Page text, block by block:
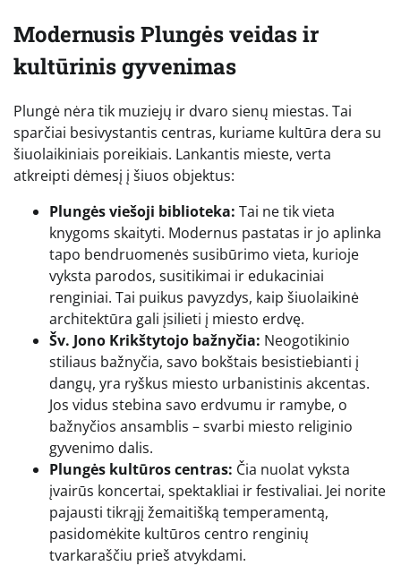
Modernusis Plungės veidas ir
kultūrinis gyvenimas
Plungė nėra tik muziejų ir dvaro sienų miestas. Tai
sparčiai besivystantis centras, kuriame kultūra dera su
šiuolaikiniais poreikiais. Lankantis mieste, verta
atkreipti dėmesį į šiuos objektus:
Plungės viešoji biblioteka: Tai ne tik vieta
knygoms skaityti. Modernus pastatas ir jo aplinka
tapo bendruomenės susibūrimo vieta, kurioje
vyksta parodos, susitikimai ir edukaciniai
renginiai. Tai puikus pavyzdys, kaip šiuolaikinė
architektūra gali įsilieti į miesto erdvę.
Šv. Jono Krikštytojo bažnyčia: Neogotikinio
stiliaus bažnyčia, savo bokštais besistiebianti į
dangų, yra ryškus miesto urbanistinis akcentas.
Jos vidus stebina savo erdvumu ir ramybe, o
bažnyčios ansamblis – svarbi miesto religinio
gyvenimo dalis.
Plungės kultūros centras: Čia nuolat vyksta
įvairūs koncertai, spektakliai ir festivaliai. Jei norite
pajausti tikrąjį žemaitišką temperamentą,
pasidomėkite kultūros centro renginių
tvarkaraščiu prieš atvykdami.